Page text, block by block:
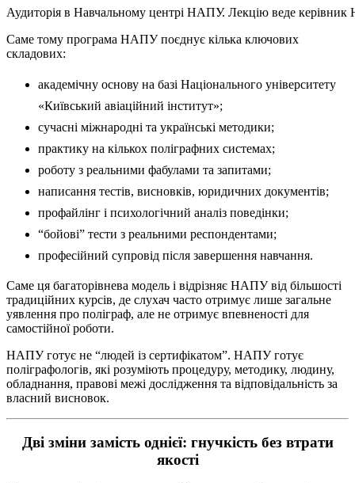
Аудиторія в Навчальному центрі НАПУ. Лекцію веде
Саме тому програма НАПУ поєднує кілька ключових
складових:
академічну основу на базі Національного університету
«Київський авіаційний інститут»;
сучасні міжнародні та українські методики;
практику на кількох поліграфних системах;
роботу з реальними фабулами та запитами;
написання тестів, висновків, юридичних документів;
профайлінг і психологічний аналіз поведінки;
“бойові” тести з реальними респондентами;
професійний супровід після завершення навчання.
Саме ця багаторівнева модель і відрізняє НАПУ від більшості
традиційних курсів, де слухач часто отримує лише загальне
уявлення про поліграф, але не отримує впевненості для
самостійної роботи.
НАПУ готує не “людей із сертифікатом”. НАПУ готує
поліграфологів, які розуміють процедуру, методику, людину,
обладнання, правові межі дослідження та відповідальність за
власний висновок.
Дві зміни замість однієї: гнучкість без втрати
якості